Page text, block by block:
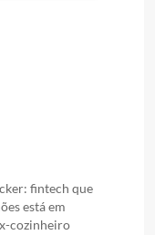
fintech que
está em
cozinheiro